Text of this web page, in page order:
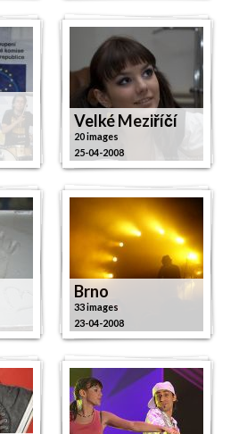
Velké Meziříčí
20 images
25-04-2008
Brno
33 images
23-04-2008